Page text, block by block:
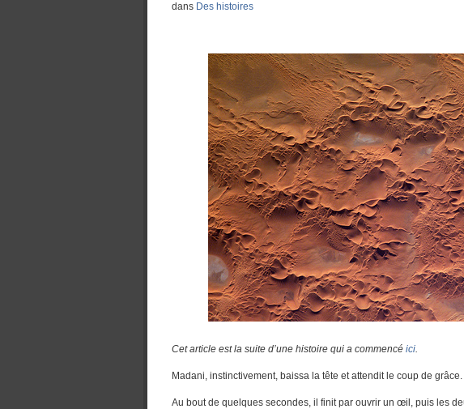
dans Des histoires
Cet article est la suite d’une histoire qui a commencé ici.
Madani, instinctivement, baissa la tête et attendit le coup de grâce.
Au bout de quelques secondes, il finit par ouvrir un œil, puis les